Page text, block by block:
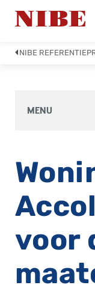
NIBE
MENU
voor